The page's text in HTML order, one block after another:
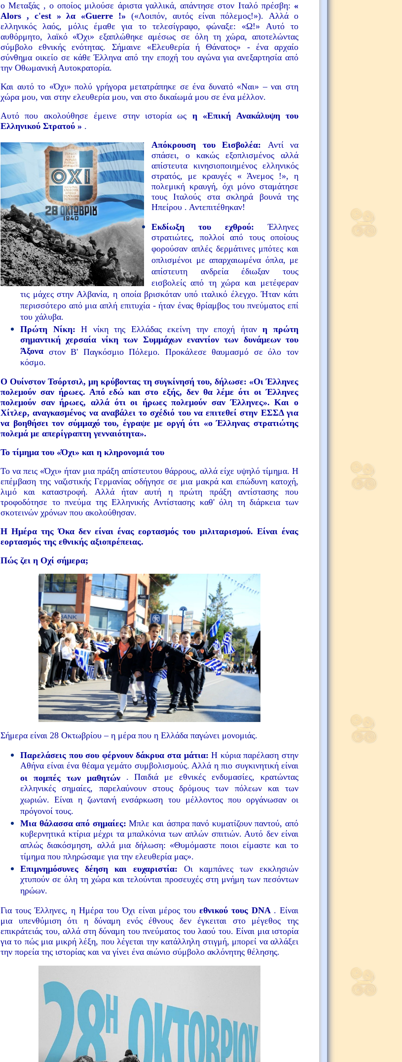
ο Μεταξάς , ο οποίος μιλούσε άριστα γαλλικά, απάντησε στον Ιταλό πρέσβη: «
Alors , c'est» λα «Guerre !» («Λοιπόν, αυτός είναι πόλεμος!»). Αλλά ο
ελληνικός λαός, μόλις έμαθε για το τελεσίγραφο, φώναξε: «Ω!» Αυτό το
αυθόρμητο, λαϊκό «Όχι» εξαπλώθηκε αμέσως σε όλη τη χώρα, αποτελώντας
σύμβολο εθνικής ενότητας. Σήμαινε «Ελευθερία ή Θάνατος» - ένα αρχαίο
σύνθημα οικείο σε κάθε Έλληνα από την εποχή του αγώνα για ανεξαρτησία από
την Οθωμανική Αυτοκρατορία.
Και αυτό το «Όχι» πολύ γρήγορα μετατράπηκε σε ένα δυνατό «Ναι» – ναι στη
χώρα μου, ναι στην ελευθερία μου, ναι στο δικαίωμά μου σε ένα μέλλον.
Αυτό που ακολούθησε έμεινε στην ιστορία ως η «Επική Ανακάλυψη του
Ελληνικού Στρατού » .
Απόκρουση του Εισβολέα: Αντί να
σπάσει, ο κακώς εξοπλισμένος αλλά
απίστευτα κινησιοποιημένος ελληνικός
στρατός, με κραυγές « Άνεμος !», η
πολεμική κραυγή, όχι μόνο σταμάτησε
τους Ιταλούς στα σκληρά βουνά της
Ηπείρου . Αντεπιτέθηκαν!
Εκδίωξη του εχθρού:Έλληνες
στρατιώτες, πολλοί από τους οποίους
φορούσαν απλές δερμάτινες μπότες και
οπλισμένοι με απαρχαιωμένα όπλα, με
απίστευτη ανδρεία έδιωξαν τους
εισβολείς από τη χώρα και μετέφεραν
τις μάχες στην Αλβανία, η οποία βρισκόταν υπό ιταλικό έλεγχο. Ήταν κάτι
περισσότερο από μια απλή επιτυχία - ήταν ένας θρίαμβος του πνεύματος επί
του χάλυβα.
Πρώτη Νίκη:Η νίκη της Ελλάδας εκείνη την εποχή ήτανη πρώτη
σημαντική χερσαία νίκη των Συμμάχων εναντίον των δυνάμεων του
Άξονα στον Β' Παγκόσμιο Πόλεμο. Προκάλεσε θαυμασμό σε όλο τον
κόσμο.
Ο Ουίνστον Τσόρτσιλ, μη κρύβοντας τη συγκίνησή του, δήλωσε: «Οι Έλληνες
πολεμούν σαν ήρωες. Από εδώ και στο εξής, δεν θα λέμε ότι οι Έλληνες
πολεμούν σαν ήρωες, αλλά ότι οι ήρωες πολεμούν σαν Έλληνες». Και ο
Χίτλερ, αναγκασμένος να αναβάλει το σχέδιό του να επιτεθεί στην ΕΣΣΔ για
να βοηθήσει τον σύμμαχό του, έγραψε με οργή ότι «ο Έλληνας στρατιώτης
πολεμά με απερίγραπτη γενναιότητα».
Το τίμημα του «Όχι» και η κληρονομιά του
Το να πεις «Όχι» ήταν μια πράξη απίστευτου θάρρους, αλλά είχε υψηλό τίμημα. Η
επέμβαση της ναζιστικής Γερμανίας οδήγησε σε μια μακρά και επώδυνη κατοχή,
λιμό και καταστροφή. Αλλά ήταν αυτή η πρώτη πράξη αντίστασης που
τροφοδότησε το πνεύμα της Ελληνικής Αντίστασης καθ' όλη τη διάρκεια των
σκοτεινών χρόνων που ακολούθησαν.
Η Ημέρα της Όκα δεν είναι ένας εορτασμός του μιλιταρισμού. Είναι ένας
εορτασμός της εθνικής αξιοπρέπειας.
Πώς ζει η Οχί σήμερα;
Σήμερα είναι 28 Οκτωβρίου – η μέρα που η Ελλάδα παγώνει μονομιάς.
Παρελάσεις που σου φέρνουν δάκρυα στα μάτια:Η κύρια παρέλαση στην
Αθήνα είναι ένα θέαμα γεμάτο συμβολισμούς. Αλλά η πιο συγκινητική είναι
οι πομπές των μαθητών . Παιδιά με εθνικές ενδυμασίες, κρατώντας
ελληνικές σημαίες, παρελαύνουν στους δρόμους των πόλεων και των
χωριών. Είναι η ζωντανή ενσάρκωση του μέλλοντος που οργάνωσαν οι
πρόγονοί τους.
Μια θάλασσα από σημαίες:Μπλε και άσπρα πανό κυματίζουν παντού, από
κυβερνητικά κτίρια μέχρι τα μπαλκόνια των απλών σπιτιών. Αυτό δεν είναι
απλώς διακόσμηση, αλλά μια δήλωση: «Θυμόμαστε ποιοι είμαστε και το
τίμημα που πληρώσαμε για την ελευθερία μας».
Επιμνημόσυνες δέηση και ευχαριστία: Οι καμπάνες των εκκλησιών
χτυπούν σε όλη τη χώρα και τελούνται προσευχές στη μνήμη των πεσόντων
ηρώων.
Για τους Έλληνες, η Ημέρα του Όχι είναι μέρος τουεθνικού τουςDNA . Είναι
μια υπενθύμιση ότι η δύναμη ενός έθνους δεν έγκειται στο μέγεθος της
επικράτειάς του, αλλά στη δύναμη του πνεύματος του λαού του. Είναι μια ιστορία
για το πώς μια μικρή λέξη, που λέγεται την κατάλληλη στιγμή, μπορεί να αλλάξει
την πορεία της ιστορίας και να γίνει ένα αιώνιο σύμβολο ακλόνητης θέλησης.